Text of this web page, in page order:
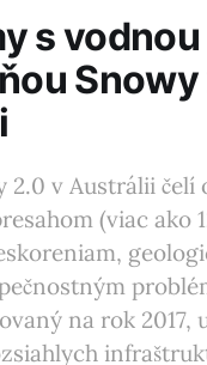
s vodnou
Snowy
2.0 v Austrálii čelí
(viac ako
na rok 2017,